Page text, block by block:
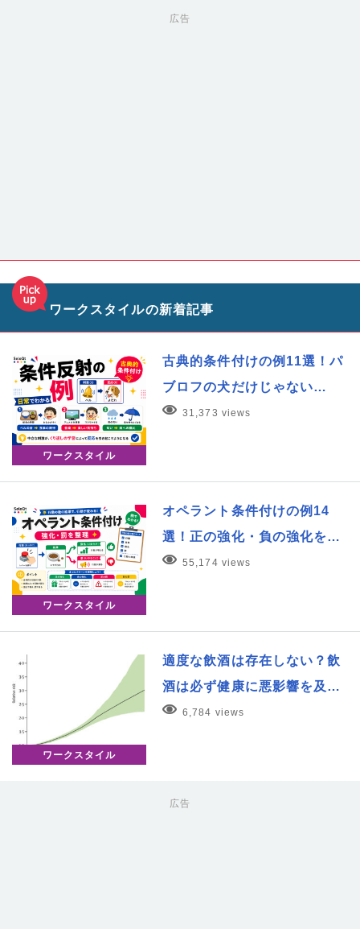
広告
ワークスタイルの新着記事
ワークスタイル
古典的条件付けの例11選！パ
ブロフの犬だけじゃない…
31,373 views
ワークスタイル
オペラント条件付けの例14
選！正の強化・負の強化を…
55,174 views
ワークスタイル
適度な飲酒は存在しない？飲
酒は必ず健康に悪影響を及…
6,784 views
広告